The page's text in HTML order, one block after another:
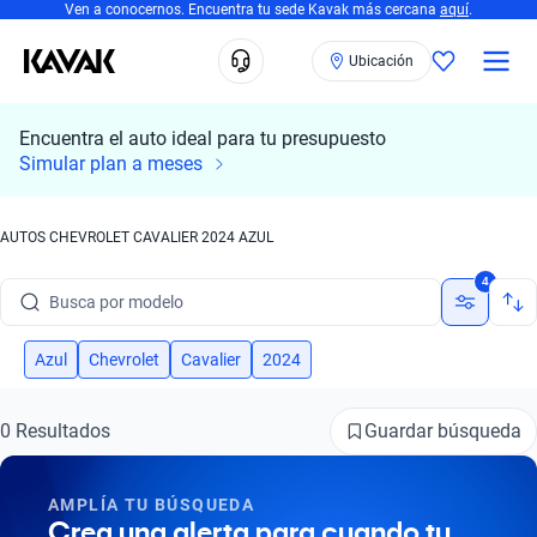
Ven a conocernos. Encuentra tu sede Kavak más cercana aquí.
Ubicación
Encuentra el auto ideal para tu presupuesto
Simular plan a meses
AUTOS CHEVROLET CAVALIER 2024 AZUL
Busca por modelo
Busca por versión
Busca por marca
Busca por modelo
4
Azul Chevrolet Cavalier 2024
0 Resultados Guardar búsqueda
AMPLÍA TU BÚSQUEDA